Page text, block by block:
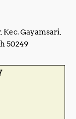
Kec. Gayamsari,
50249